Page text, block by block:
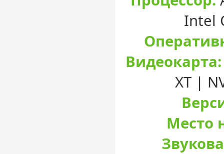
Intel
Видеокарта:
XT |
Место